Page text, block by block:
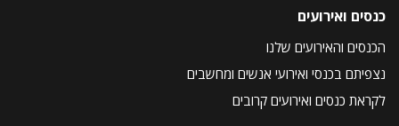
כנסים ואירועים
הכנסים והאירועים שלנו
נצפיתם בכנסי ואירועי אנשים ומחשבים
לקראת כנסים ואירועים קרובים